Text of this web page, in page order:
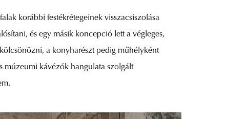
korábbi festékrétegeinek visszacsiszolása
és egy másik koncepció lett a végleges,
a konyharészt pedig műhélyként
múzeumi kávézók hangulata szolgált